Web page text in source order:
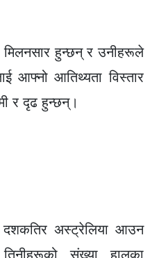
हुन्छन् र उनीहरूले
आफ्नो आतिथ्यता विस्तार
र दृढ हुन्छन्।
अस्ट्रेलिया आउन
संख्या हालका